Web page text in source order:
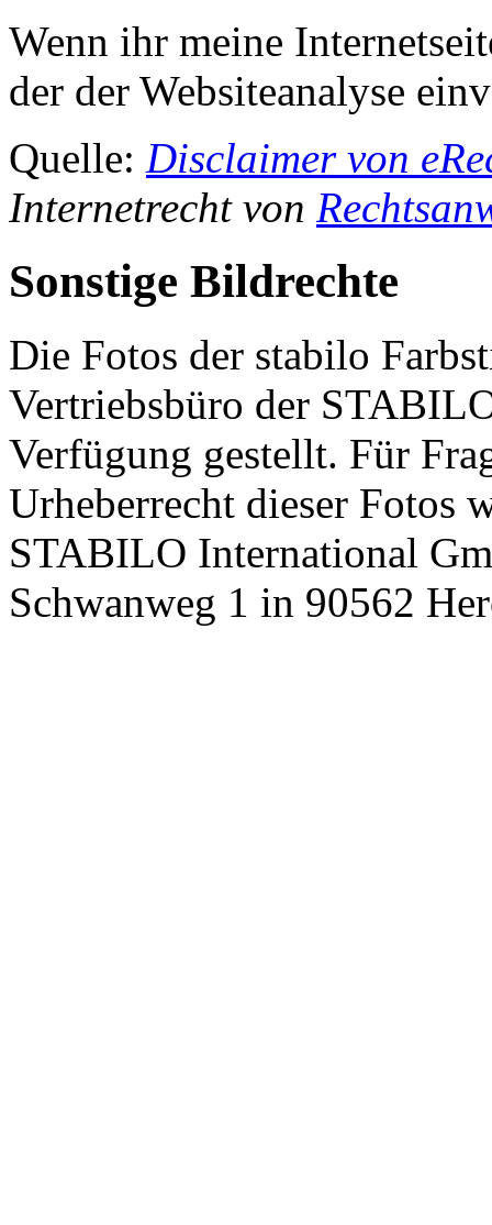
Wenn ihr meine
der der Websiteanalyse
Quelle: Disclaimer von
Internetrecht von
Sonstige Bildrechte
Die Fotos der stabilo
Vertriebsbüro der
Verfügung gestellt. Für
Urheberrecht dieser Fotos
STABILO International
Schwanweg 1 in 90562